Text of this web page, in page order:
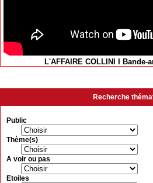
L'AFFAIRE COLLINI I Bande-
Recherche
Public
Thème(s)
A voir ou pas
Etoiles